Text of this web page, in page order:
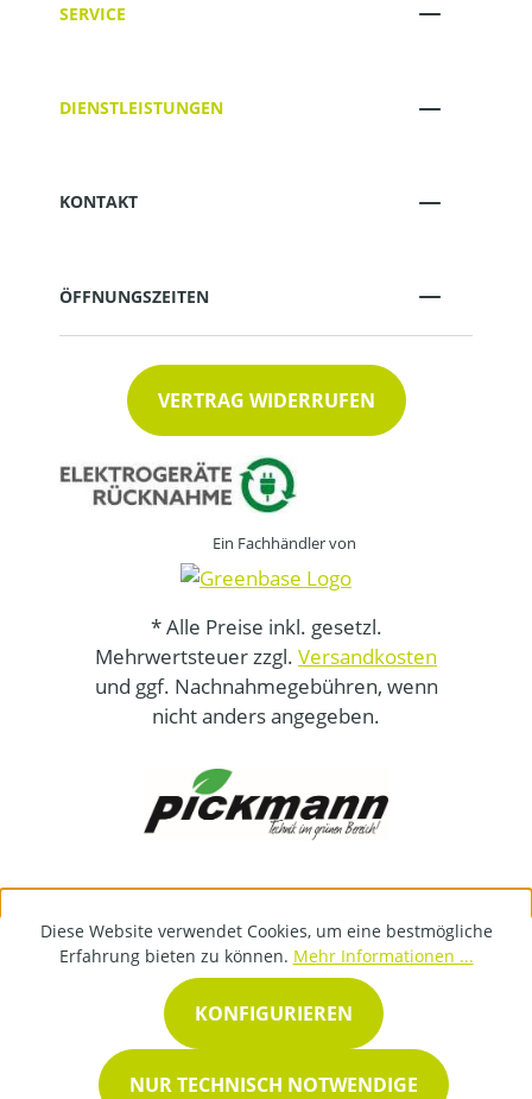
SERVICE
DIENSTLEISTUNGEN
KONTAKT
ÖFFNUNGSZEITEN
VERTRAG WIDERRUFEN
Ein Fachhändler von
* Alle Preise inkl. gesetzl.
Mehrwertsteuer zzgl. Versandkosten
und ggf. Nachnahmegebühren, wenn
nicht anders angegeben.
Diese Website verwendet Cookies, um eine bestmögliche
Erfahrung bieten zu können. Mehr Informationen ...
NUR TECHNISCH NOTWENDIGE
KONFIGURIEREN